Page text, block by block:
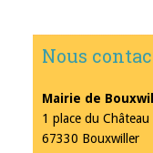
Nous
Mairie de
1 place du Château
67330 Bouxwiller